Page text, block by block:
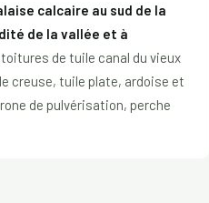
calcaire au sud de la
de la vallée et à
de tuile canal du vieux
creuse, tuile plate, ardoise et
de pulvérisation, perche